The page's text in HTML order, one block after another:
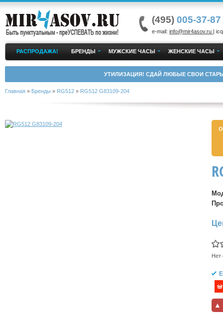
(495) 005-37-87
e-mail: info@mir4asov.ru |
РАСПРОДАЖА! БРЕНДЫ МУЖСКИЕ ЧАСЫ ЖЕНСКИЕ ЧАСЫ
УТИЛИЗАЦИЯ! СДАЙ ЛЮБЫЕ СВОИ
Главная » Бренды » RG512 » RG512 G83109-204
Нет
▲